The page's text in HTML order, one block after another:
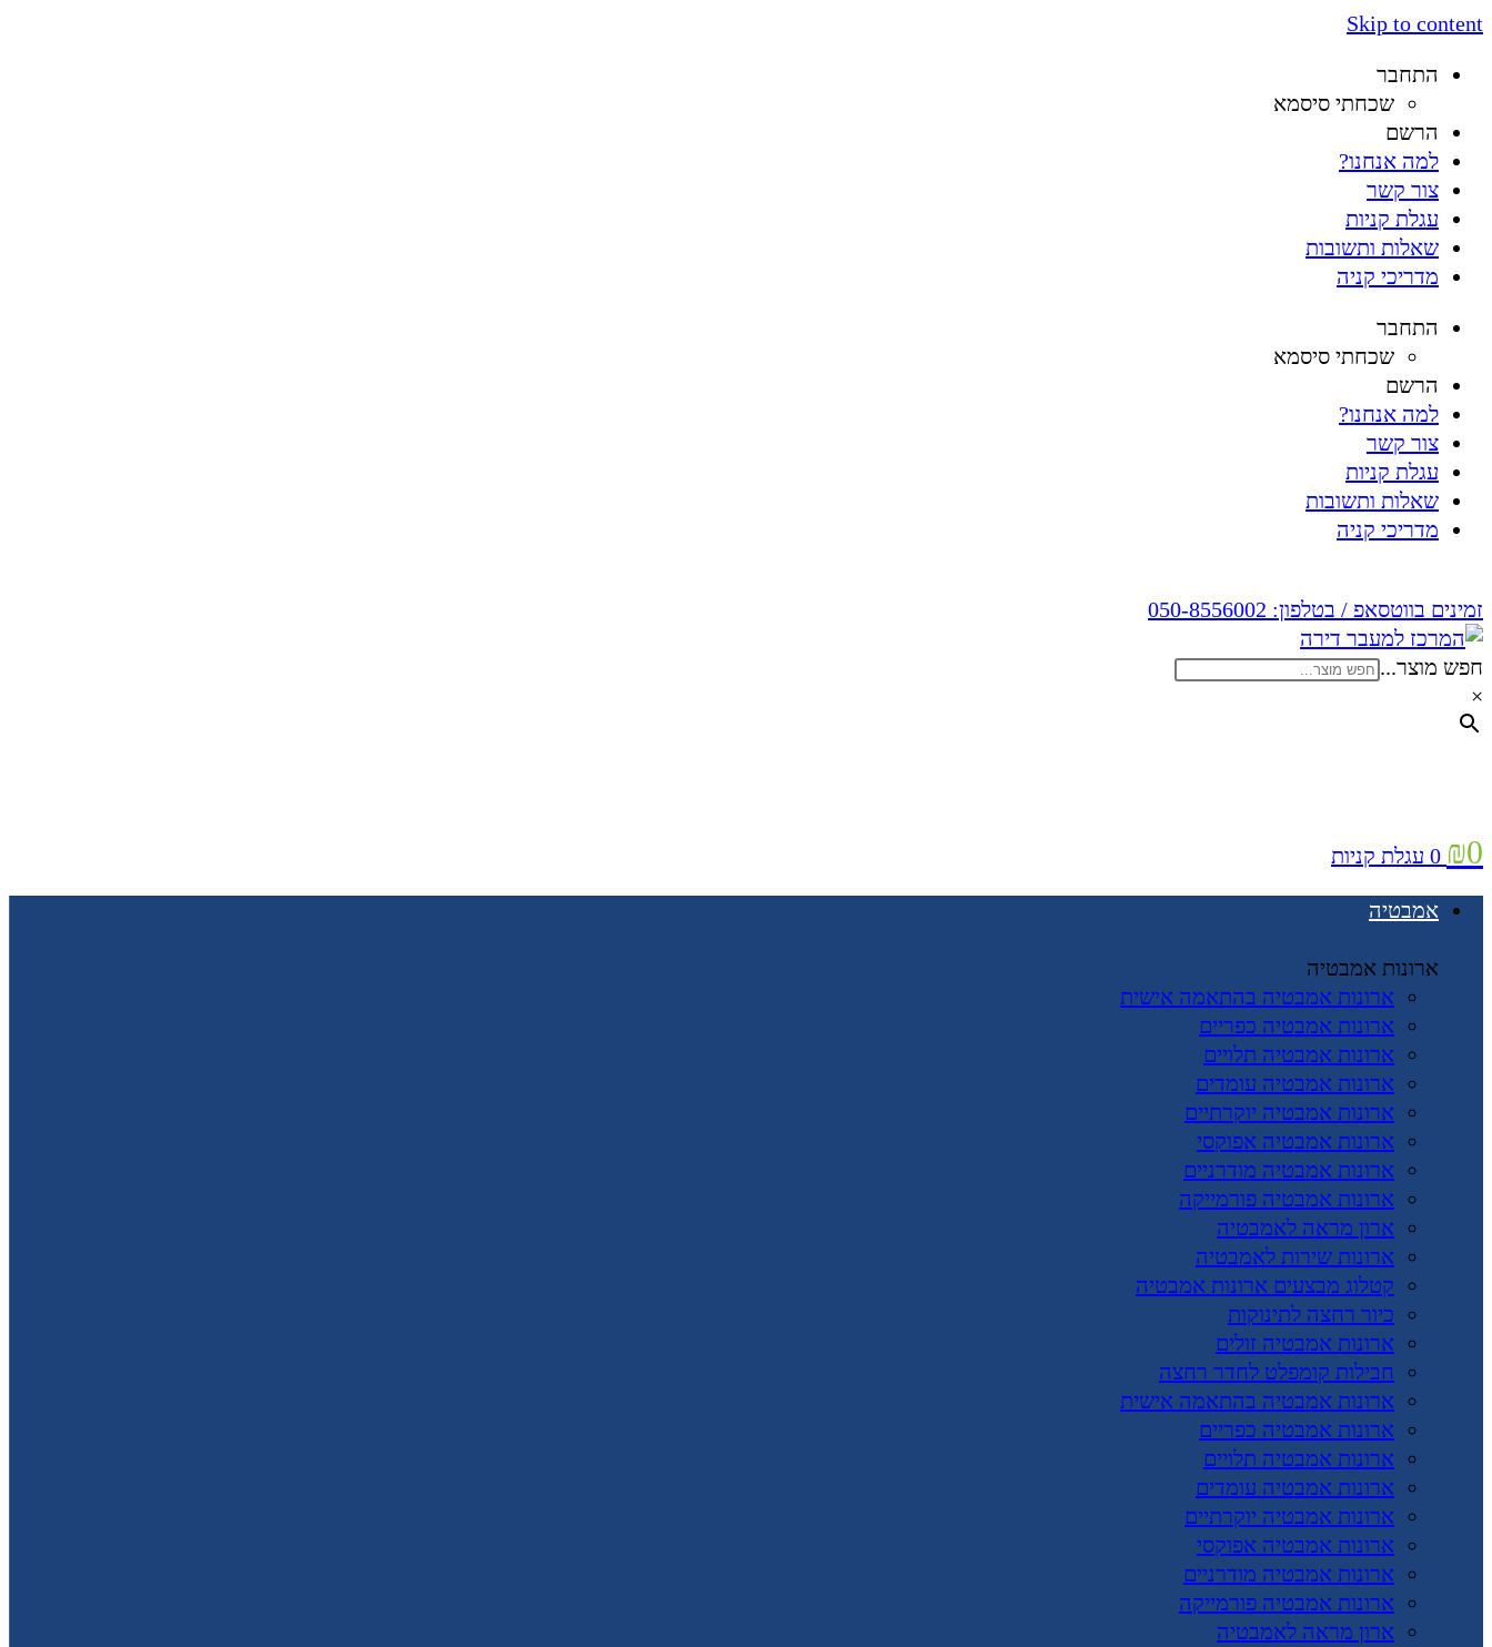
Skip to content
התחבר
שכחתי סיסמא
הרשם
למה אנחנו?
צור קשר
עגלת קניות
שאלות ותשובות
מדריכי קניה
התחבר
שכחתי סיסמא
הרשם
למה אנחנו?
צור קשר
עגלת קניות
שאלות ותשובות
מדריכי קניה
זמינים בווטסאפ / בטלפון: 050-8556002
חפש מוצר...
×
₪0
0 עגלת קניות
אמבטיה
ארונות אמבטיה
ארונות אמבטיה בהתאמה אישית
ארונות אמבטיה כפריים
ארונות אמבטיה תלויים
ארונות אמבטיה עומדים
ארונות אמבטיה יוקרתיים
ארונות אמבטיה אפוקסי
ארונות אמבטיה מודרניים
ארונות אמבטיה פורמייקה
ארון מראה לאמבטיה
ארונות שירות לאמבטיה
קטלוג מבצעים ארונות אמבטיה
כיור רחצה לתינוקות
ארונות אמבטיה זולים
חבילות קומפלט לחדר רחצה
ארונות אמבטיה בהתאמה אישית
ארונות אמבטיה כפריים
ארונות אמבטיה תלויים
ארונות אמבטיה עומדים
ארונות אמבטיה יוקרתיים
ארונות אמבטיה אפוקסי
ארונות אמבטיה מודרניים
ארונות אמבטיה פורמייקה
ארון מראה לאמבטיה